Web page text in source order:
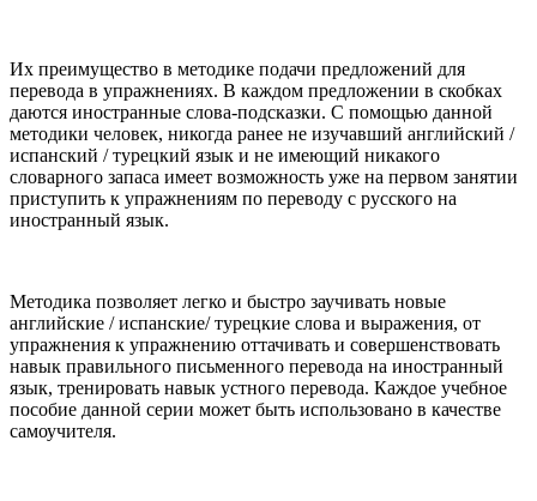
Их преимущество в методике подачи предложений для
перевода в упражнениях. В каждом предложении в скобках
даются иностранные слова-подсказки. С помощью данной
методики человек, никогда ранее не изучавший английский /
испанский / турецкий язык и не имеющий никакого
словарного запаса имеет возможность уже на первом занятии
приступить к упражнениям по переводу с русского на
иностранный язык.
Методика позволяет легко и быстро заучивать новые
английские / испанские/ турецкие слова и выражения, от
упражнения к упражнению оттачивать и совершенствовать
навык правильного письменного перевода на иностранный
язык, тренировать навык устного перевода. Каждое учебное
пособие данной серии может быть использовано в качестве
самоучителя.